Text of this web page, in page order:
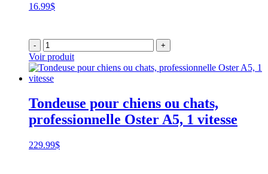
16.99$
- +
Voir produit
Tondeuse pour chiens ou chats,
professionnelle Oster A5, 1 vitesse
229.99$